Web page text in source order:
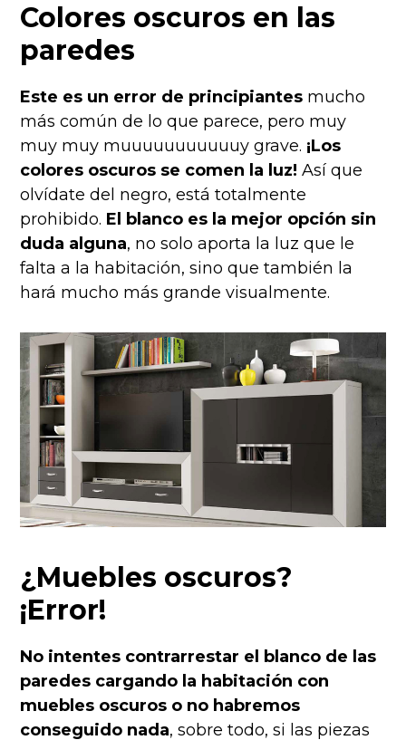
Colores oscuros en las
paredes
Este es un error de principiantes mucho
más común de lo que parece, pero muy
muy muy muuuuuuuuuuuy grave. ¡Los
colores oscuros se comen la luz! Así que
olvídate del negro, está totalmente
prohibido. El blanco es la mejor opción sin
duda alguna, no solo aporta la luz que le
falta a la habitación, sino que también la
hará mucho más grande visualmente.
¿Muebles oscuros?
¡Error!
No intentes contrarrestar el blanco de las
paredes cargando la habitación con
muebles oscuros o no habremos
conseguido nada, sobre todo, si las piezas